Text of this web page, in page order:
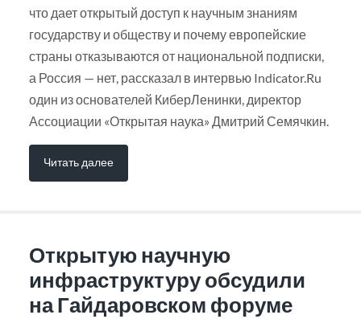
что дает открытый доступ к научным знаниям
государству и обществу и почему европейские
страны отказываются от национальной подписки,
а Россия — нет, рассказал в интервью Indicator.Ru
один из основателей КиберЛенинки, директор
Ассоциации «Открытая наука» Дмитрий Семячкин.
Читать далее
Открытую научную
инфраструктуру обсудили
на Гайдаровском форуме